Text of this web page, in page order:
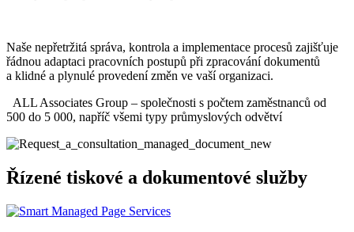
Naše nepřetržitá správa, kontrola a implementace procesů zajišťuje
řádnou adaptaci pracovních postupů při zpracování dokumentů
a klidné a plynulé provedení změn ve vaší organizaci.
ALL Associates Group – společnosti s počtem zaměstnanců od
500 do 5 000, napříč všemi typy průmyslových odvětví
Řízené tiskové a dokumentové služby